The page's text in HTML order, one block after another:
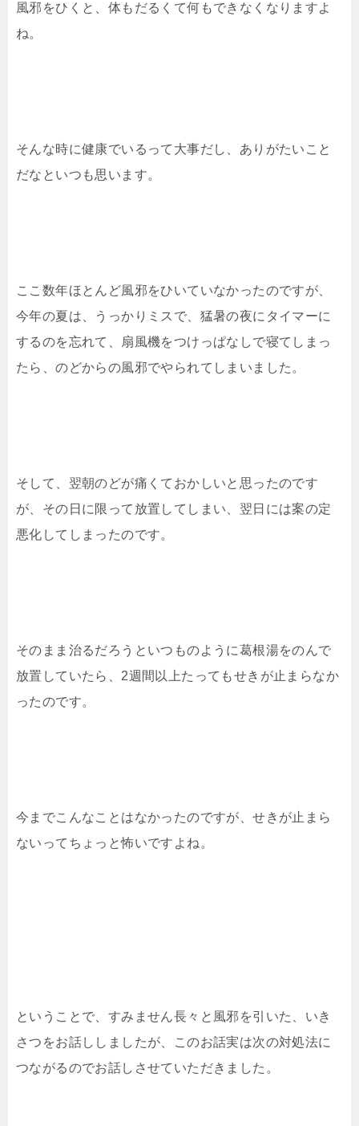
風邪をひくと、体もだるくて何もできなくなりますよ
ね。
そんな時に健康でいるって大事だし、ありがたいこと
だなといつも思います。
ここ数年ほとんど風邪をひいていなかったのですが、
今年の夏は、うっかりミスで、猛暑の夜にタイマーに
するのを忘れて、扇風機をつけっぱなしで寝てしまっ
たら、のどからの風邪でやられてしまいました。
そして、翌朝のどが痛くておかしいと思ったのです
が、その日に限って放置してしまい、翌日には案の定
悪化してしまったのです。
そのまま治るだろうといつものように葛根湯をのんで
放置していたら、2週間以上たってもせきが止まらなか
ったのです。
今までこんなことはなかったのですが、せきが止まら
ないってちょっと怖いですよね。
ということで、すみません長々と風邪を引いた、いき
さつをお話ししましたが、このお話実は次の対処法に
つながるのでお話しさせていただきました。